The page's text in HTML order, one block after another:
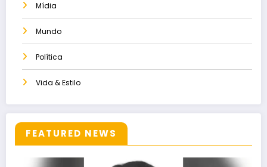
Mídia
Mundo
Política
Vida & Estilo
FEATURED NEWS